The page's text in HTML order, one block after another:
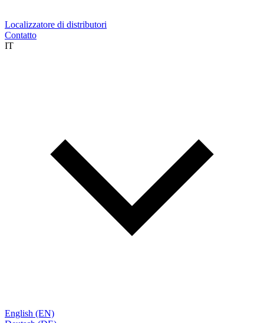
Localizzatore di distributori
Contatto
IT
English (EN)